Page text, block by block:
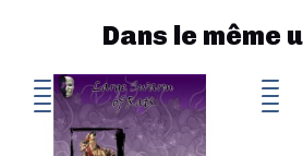
Dans le même